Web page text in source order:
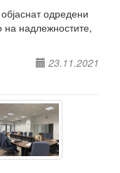
одредени
надлежностите,
23.11.2021